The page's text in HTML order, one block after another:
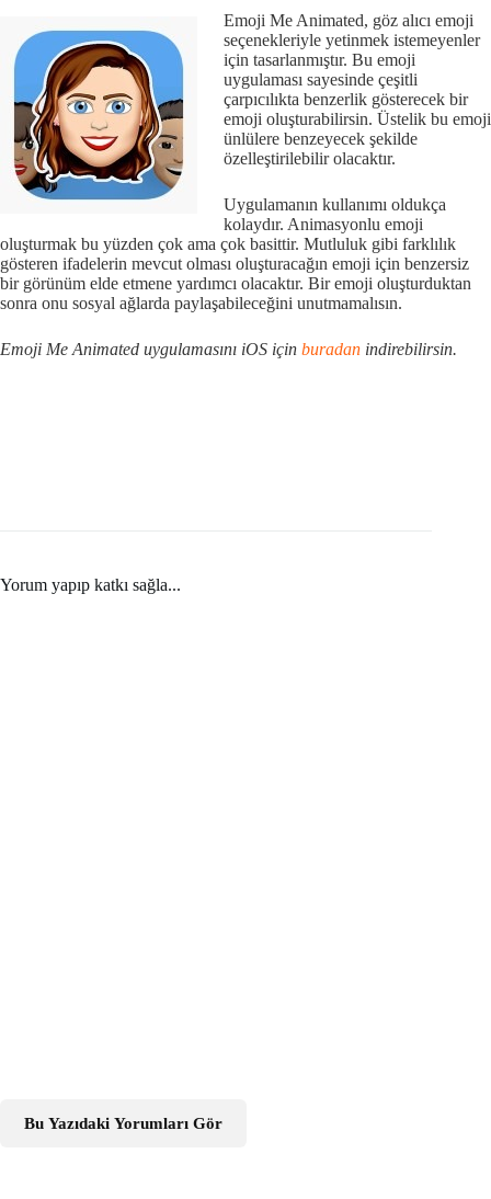
Emoji Me Animated, göz alıcı emoji
seçenekleriyle yetinmek istemeyenler
için tasarlanmıştır. Bu emoji
uygulaması sayesinde çeşitli
çarpıcılıkta benzerlik gösterecek bir
emoji oluşturabilirsin. Üstelik bu emoji
ünlülere benzeyecek şekilde
özelleştirilebilir olacaktır.
Uygulamanın kullanımı oldukça
kolaydır. Animasyonlu emoji
oluşturmak bu yüzden çok ama çok basittir. Mutluluk gibi farklılık
gösteren ifadelerin mevcut olması oluşturacağın emoji için benzersiz
bir görünüm elde etmene yardımcı olacaktır. Bir emoji oluşturduktan
sonra onu sosyal ağlarda paylaşabileceğini unutmamalısın.
Emoji Me Animated uygulamasını iOS için buradan indirebilirsin.
Yorum yapıp katkı sağla...
Bu Yazıdaki Yorumları Gör